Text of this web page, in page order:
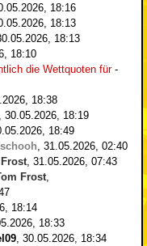
18:16
18:13
18:13
18:10
die Wettquoten für-
18:38
30.05.2026, 18:19
18:49
31.05.2026, 02:40
31.05.2026, 07:43
Frost
18:14
18:33
30.05.2026, 18:34